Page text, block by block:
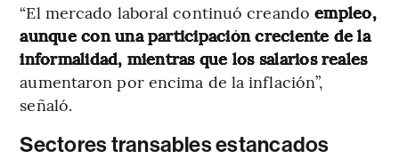
“El mercado laboral continuó creandoempleo,
aunque con una participación creciente de la
informalidad, mientras que los salarios reales
aumentaron por encima de la inflación”,
señaló.
Sectores transables estancados